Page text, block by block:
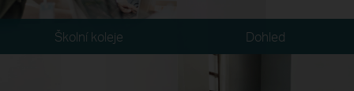
Školní koleje Dohled